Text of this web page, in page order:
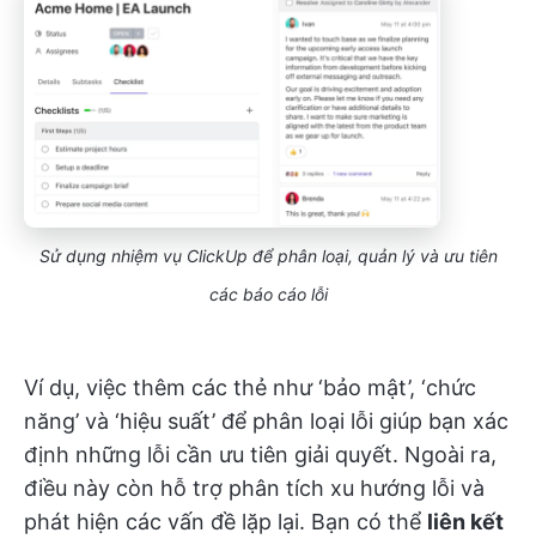
Sử dụng nhiệm vụ ClickUp để phân loại, quản lý và ưu tiên
các báo cáo lỗi
Ví dụ, việc thêm các thẻ như ‘bảo mật’, ‘chức
năng’ và ‘hiệu suất’ để phân loại lỗi giúp bạn xác
định những lỗi cần ưu tiên giải quyết. Ngoài ra,
điều này còn hỗ trợ phân tích xu hướng lỗi và
phát hiện các vấn đề lặp lại. Bạn có thể liên kết